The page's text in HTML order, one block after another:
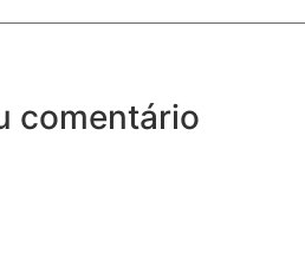
comentário